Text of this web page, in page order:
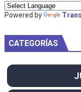
Powered by
CATEGORÍAS